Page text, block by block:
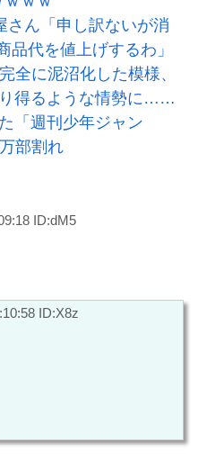
さん「申し訳ないが消
品代を値上げするわ」
全に泥沼化した模様、
得るような情勢に……
「週刊少年ジャン
部割れ
ID:dM5
ID:X8z